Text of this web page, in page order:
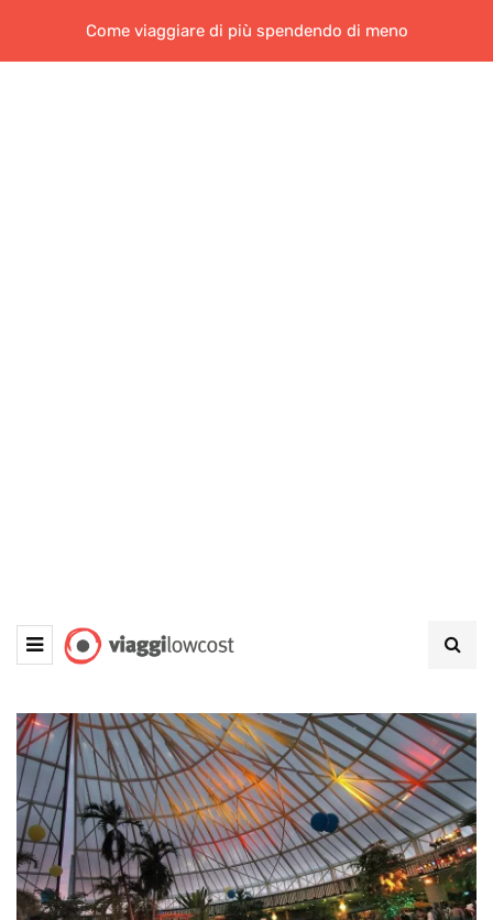
Come viaggiare di più spendendo di meno